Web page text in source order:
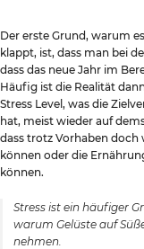
Der erste Grund, warum
klappt, ist, dass man bei
dass das neue Jahr im
Häufig ist die Realität
Stress Level, was die
hat, meist wieder auf
dass trotz Vorhaben
können oder die
können.
Stress ist ein häufiger
warum Gelüste auf
nehmen.